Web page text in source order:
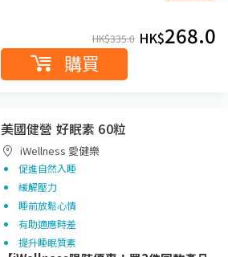
HK$335.0 HK$268.0
購買
美國健營 好眠素 60粒
iWellness 愛健樂
促進自然入睡
緩解壓力
睡前放鬆心情
有助適應時差
提升睡眠質素